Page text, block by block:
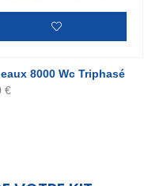
8000 Wc Triphasé
€